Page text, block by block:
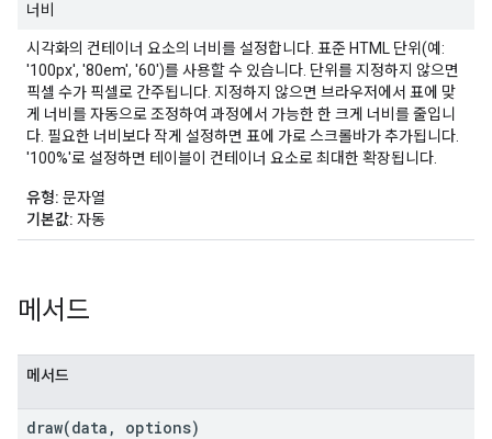
너비
시각화의 컨테이너 요소의 너비를 설정합니다. 표준 HTML 단위(예:
'100px', '80em', '60')를 사용할 수 있습니다. 단위를 지정하지 않으면
픽셀 수가 픽셀로 간주됩니다. 지정하지 않으면 브라우저에서 표에 맞
게 너비를 자동으로 조정하여 과정에서 가능한 한 크게 너비를 줄입니
다. 필요한 너비보다 작게 설정하면 표에 가로 스크롤바가 추가됩니다.
'100%'로 설정하면 테이블이 컨테이너 요소로 최대한 확장됩니다.
유형: 문자열
기본값: 자동
메서드
메서드
draw(data , options)